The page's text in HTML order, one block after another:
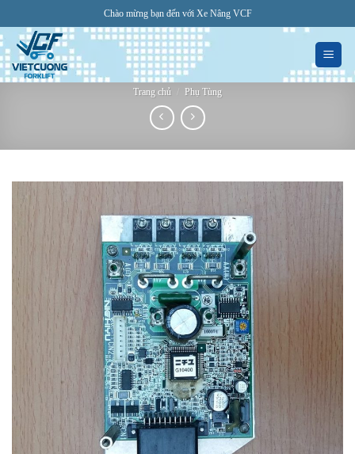
qua
nội
dung
Chào mừng bạn đến với Xe Nâng VCF
Trang chủ Phụ Tùng